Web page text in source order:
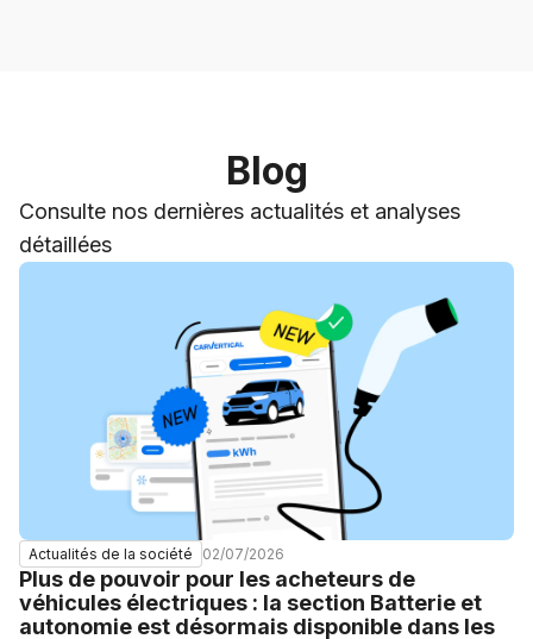
Blog
Consulte nos dernières actualités et analyses
détaillées
Actualités de la société 02/07/2026
Plus de pouvoir pour les acheteurs de
véhicules électriques : la section Batterie et
autonomie est désormais disponible dans les